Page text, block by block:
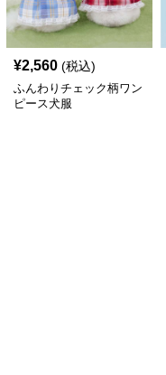
¥2,560 (税込)
ふんわりチェック柄ワン
ピース犬服